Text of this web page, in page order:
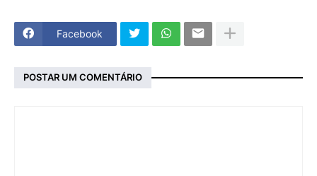
Facebook
POSTAR UM COMENTÁRIO